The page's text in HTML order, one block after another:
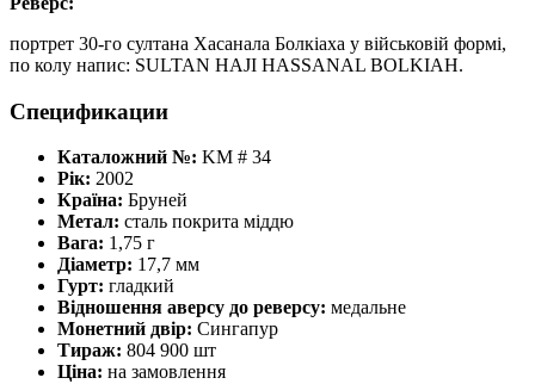
портрет 30-го султана Хасанала Болкіаха у військовій формі,
по колу напис: SULTAN HAJI HASSANAL BOLKIAH.
Спецификации
Каталожний №: KM # 34
Рік: 2002
Країна: Бруней
Метал: сталь покрита міддю
Вага: 1,75 г
Діаметр: 17,7 мм
Гурт: гладкий
Відношення аверсу до реверсу: медальне
Монетний двір: Сингапур
Тираж: 804 900 шт
Ціна: на замовлення